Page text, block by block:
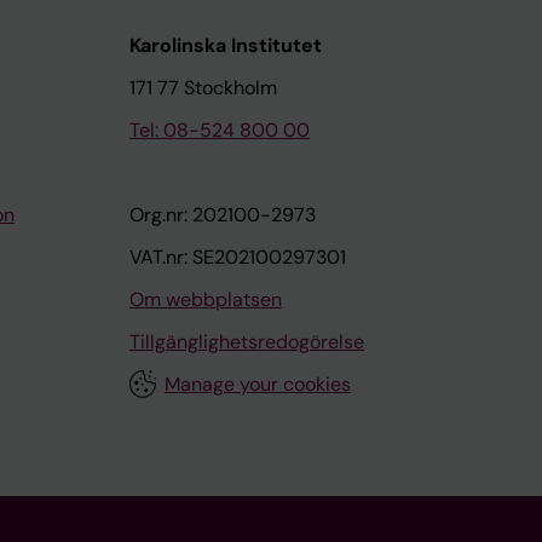
Karolinska Institutet
171 77 Stockholm
Tel: 08-524 800 00
Org.nr: 202100-2973
VAT.nr: SE202100297301
Om webbplatsen
Tillgänglighetsredogörelse
Manage your cookies